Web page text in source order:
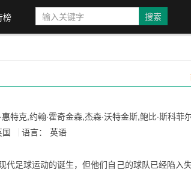
榜
特克,约翰·霍奇金森,杰森·沃特金斯,鲍比·斯科菲
赫吉..
国 语言：
英语
代足球运动的诞生，但他们自己的球队已经陷入